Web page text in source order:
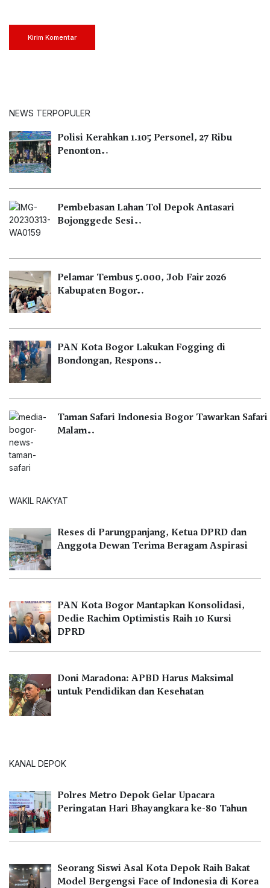
Kirim Komentar
NEWS TERPOPULER
Polisi Kerahkan 1.105 Personel, 27 Ribu
Penonton…
Pembebasan Lahan Tol Depok Antasari
Bojonggede Sesi…
Pelamar Tembus 5.000, Job Fair 2026
Kabupaten Bogor…
PAN Kota Bogor Lakukan Fogging di
Bondongan, Respons…
Taman Safari Indonesia Bogor Tawarkan Safari
Malam…
WAKIL RAKYAT
Reses di Parungpanjang, Ketua DPRD dan
Anggota Dewan Terima Beragam Aspirasi
PAN Kota Bogor Mantapkan Konsolidasi,
Dedie Rachim Optimistis Raih 10 Kursi
DPRD
Doni Maradona: APBD Harus Maksimal
untuk Pendidikan dan Kesehatan
KANAL DEPOK
Polres Metro Depok Gelar Upacara
Peringatan Hari Bhayangkara ke-80 Tahun
Seorang Siswi Asal Kota Depok Raih Bakat
Model Bergengsi Face of Indonesia di Korea